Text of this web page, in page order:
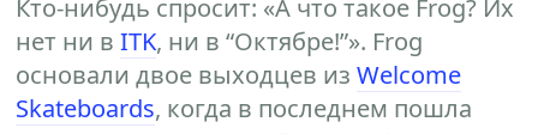
Кто-нибудь спросит: «А что такое Frog? Их
нет ни вITK, ни в “Октябре!”». Frog
основали двое выходцев изWelcome
Skateboards, когда в последнем пошла